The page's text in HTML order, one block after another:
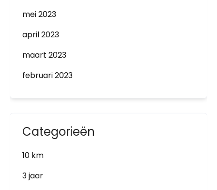
mei 2023
april 2023
maart 2023
februari 2023
Categorieën
10 km
3 jaar